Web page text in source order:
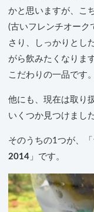
かと思いますが、こ
(古いフレンチオーク
さり、しっかりとし
がら飲みたくなりま
こだわりの一品です。
他にも、現在は取り
いくつか見つけました
そのうちの1つが、「
2014 」です。